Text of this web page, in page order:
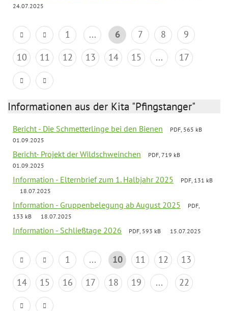
24.07.2025
1 ... 6 7 8
9
10
11 12 13 14 15 ... 17
Informationen aus der Kita "Pfingstanger"
Bericht - Die Schmetterlinge bei den Bienen
PDF, 565 kB
01.09.2025
Bericht- Projekt der Wildschweinchen
PDF, 719 kB
01.09.2025
Information - Elternbrief zum 1. Halbjahr 2025
PDF, 131 kB
18.07.2025
Information - Gruppenbelegung ab August 2025
PDF,
133 kB
18.07.2025
Information - Schließtage 2026 PDF, 593 kB 15.07.2025
1 ... 10 11 12
13
14
15 16 17 18 19 ... 22